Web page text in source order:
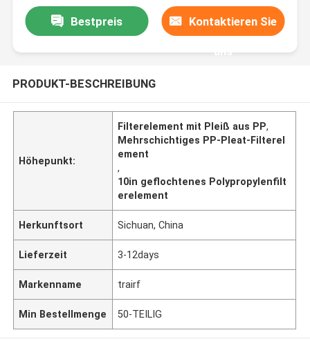
Bestpreis Kontaktieren Sie
uns
PRODUKT-BESCHREIBUNG
Höhepunkt:
Filterelement mit Pleiß aus PP,
Mehrschichtiges PP-Pleat-Filterel
ement
,
10in geflochtenes Polypropylenfilt
erelement
Herkunftsort Sichuan, China
Lieferzeit 3-12days
Markenname trairf
Min Bestellmenge 50-TEILIG